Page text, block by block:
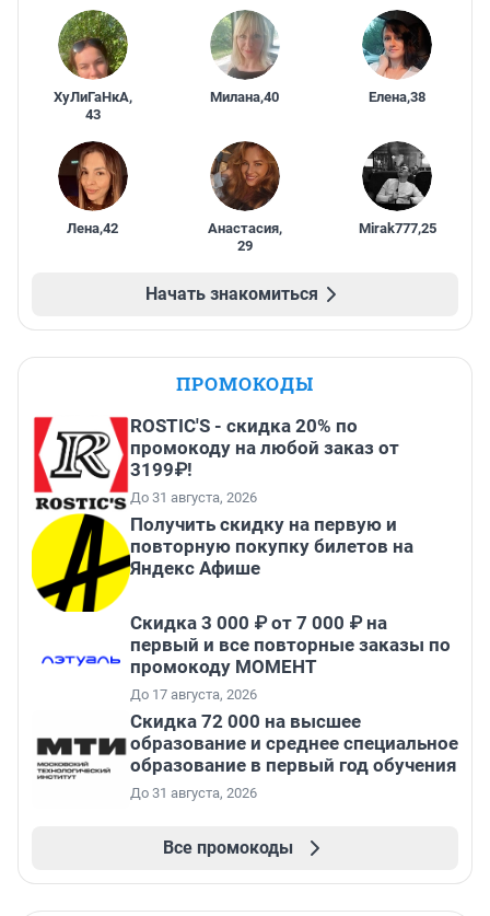
ХуЛиГаНкА,
43
Милана,40 Елена,38
Лена,42 Анастасия,
29
Mirak777,25
Начать знакомиться
ПРОМОКОДЫ
ROSTIC'S - скидка 20% по
промокоду на любой заказ от
3199₽!
До 31 августа, 2026
Получить скидку на первую и
повторную покупку билетов на
Яндекс Афише
Скидка 3 000 ₽ от 7 000 ₽ на
первый и все повторные заказы по
промокоду МОМЕНТ
До 17 августа, 2026
Скидка 72 000 на высшее
образование и среднее специальное
образование в первый год обучения
До 31 августа, 2026
Все промокоды